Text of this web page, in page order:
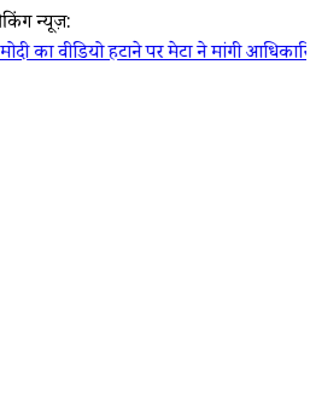
न्यूज़:
मेटा ने मांगी आधिकारिक माफी; Joel